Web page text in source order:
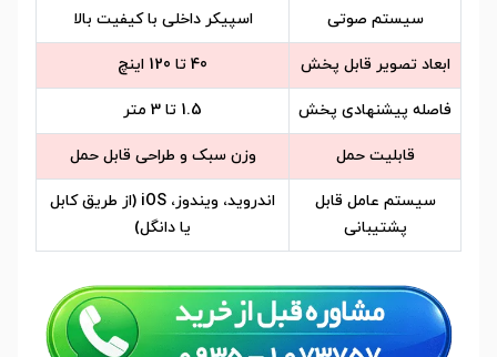
سیستم صوتی اسپیکر داخلی با کیفیت بالا
ابعاد تصویر قابل پخش 40 تا 120 اینچ
فاصله پیشنهادی پخش 1.5 تا 3 متر
قابلیت حمل وزن سبک و طراحی قابل حمل
سیستم عامل قابل
پشتیبانی
اندروید، ویندوز، iOS (از طریق کابل
یا دانگل)